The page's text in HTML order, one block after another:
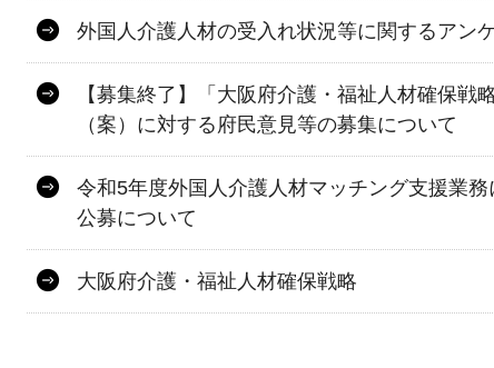
外国人介護人材の受入れ状況等に関するアン
【募集終了】「大阪府介護・福祉人材確保戦
（案）に対する府民意見等の募集について
令和5年度外国人介護人材マッチング支援業
公募について
大阪府介護・福祉人材確保戦略